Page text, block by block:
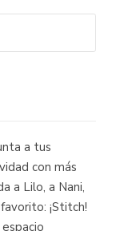
a tus
con más
a Lilo, a Nani,
¡Stitch!